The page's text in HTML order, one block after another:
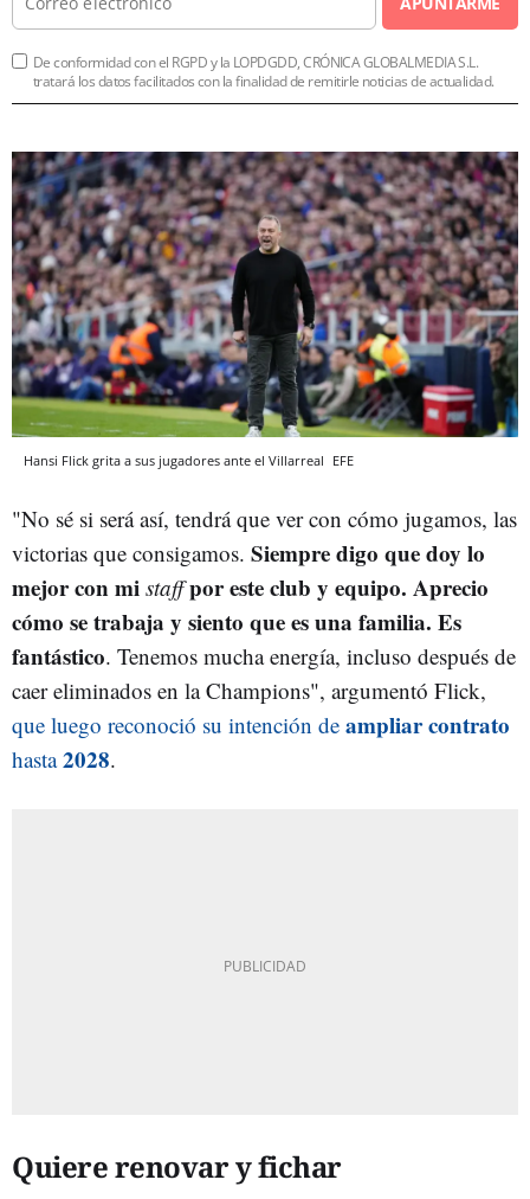
De conformidad con el RGPD y la LOPDGDD, CRÓNICA GLOBALMEDIA S.L.
tratará los datos facilitados con la finalidad de remitirle noticias de actualidad.
Hansi Flick grita a sus jugadores ante el Villarreal EFE
"No sé si será así, tendrá que ver con cómo jugamos, las
victorias que consigamos. Siempre digo que doy lo
mejor con mi staffpor este club y equipo. Aprecio
cómo se trabaja y siento que es una familia. Es
fantástico. Tenemos mucha energía, incluso después de
caer eliminados en la Champions", argumentó Flick,
que luego reconoció su intención de ampliar contrato
hasta2028.
Quiere renovar y fichar